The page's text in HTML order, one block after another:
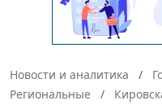
Новости и аналитика
Региональные